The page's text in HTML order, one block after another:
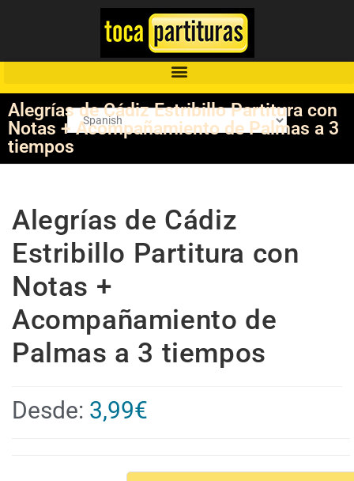
Alegrías de Cádiz Estribillo Partitura con
Notas + Acompañamiento de Palmas a 3
tiempos
Alegrías de Cádiz
Estribillo Partitura con
Notas +
Acompañamiento de
Palmas a 3 tiempos
Desde: 3,99€